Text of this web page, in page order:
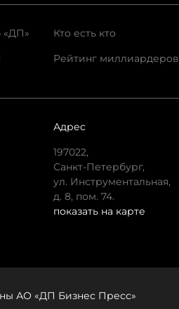
«ДП»
Кто есть кто
Рейтинг миллиардеров
Адрес
197022,
Санкт-Петербург,
ул. Инструментальная,
д. 8, пом. 74.
показать на карте
АО «ДП Бизнес Пресс»